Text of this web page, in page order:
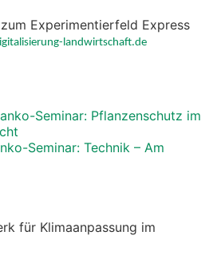
Experimentierfeld Express
landwirtschaft.de
Seminar: Pflanzenschutz im
Seminar: Technik – Am
für Klimaanpassung im